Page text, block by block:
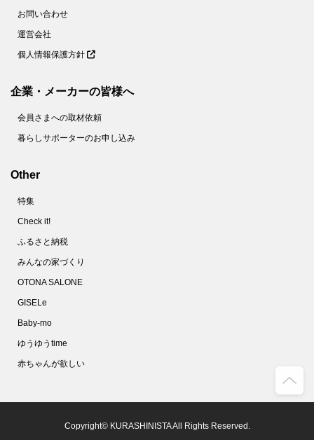
お問い合わせ
運営会社
個人情報保護方針
企業・メーカーの皆様へ
会員さまへの取材依頼
暮らしサポーターのお申し込み
Other
特集
Check it!
ふるさと納税
みんなの家づくり
OTONA SALONE
GISELe
Baby-mo
ゆうゆうtime
赤ちゃんが欲しい
Copyright© KURASHINISTA All Rights Reserved.